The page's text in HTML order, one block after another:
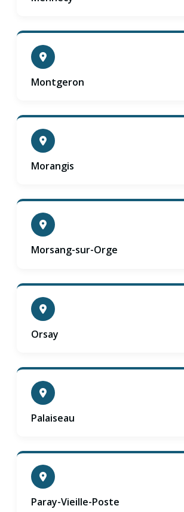
Montgeron
Morangis
Morsang-sur-Orge
Orsay
Palaiseau
Paray-Vieille-Poste